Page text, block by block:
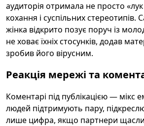
аудиторія отримала не просто
кохання і суспільних
жінка відкрито позує поруч із
не ховає їхніх стосунків, додав
зробив його вірусним.
Реакція мережі та
Коментарі під публікацією — мікс
людей підтримують пару,
лише цифра, якщо партнери